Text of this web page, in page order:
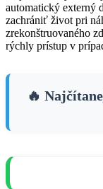
automatický externý
zachrániť život pri
zrekonštruovaného
rýchly prístup v
🔥